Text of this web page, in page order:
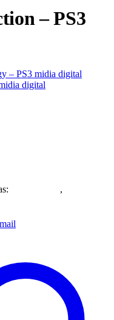
– PS3
– PS3 midia digital
digital
,